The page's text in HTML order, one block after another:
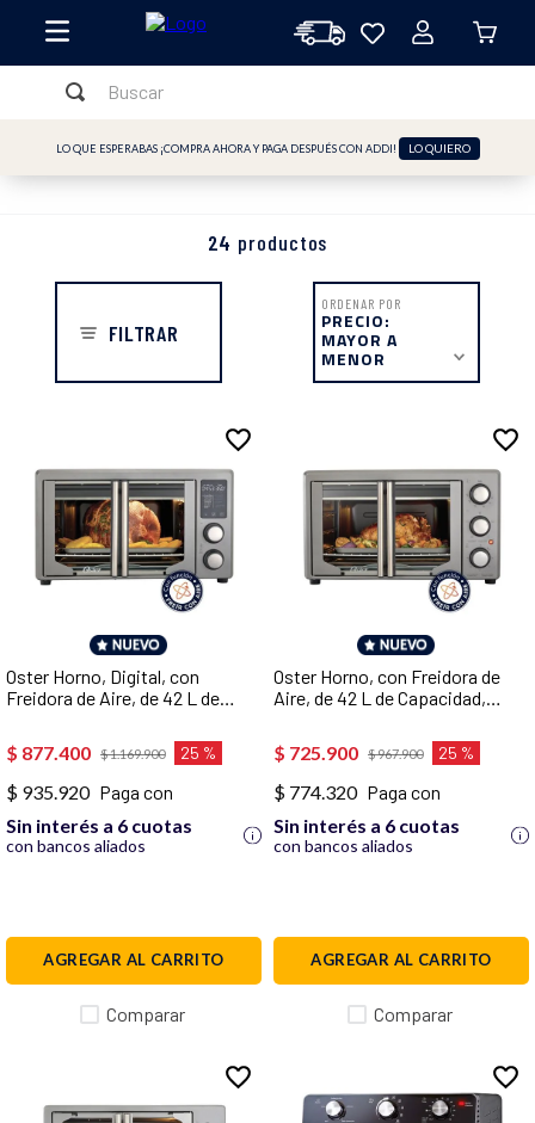
Buscar
TÉRMINOS MÁS BUSCADOS
sandwichera
freidora aire
horno
vaso licuadora
vaso
LO QUE ESPERABAS ¡COMPRA AHORA Y PAGA DESPUÉS CON ADDI! LO QUIERO
24 productos
FILTRAR
ORDENAR POR
PRECIO:
MAYOR A
MENOR
Oster Horno, Digital, con
Freidora de Aire, de 42 L de
TSSTTV42FDDAFNS
$ 877.400 $1.169.900 25 %
$ 935.920 Paga con
Sin interés a 6 cuotas
con bancos aliados
AGREGAR AL CARRITO
Comparar
Oster Horno, con Freidora de
Aire, de 42 L de Capacidad,
$ 725.900 $967.900 25 %
$ 774.320 Paga con
Sin interés a 6 cuotas
con bancos aliados
AGREGAR AL CARRITO
Comparar